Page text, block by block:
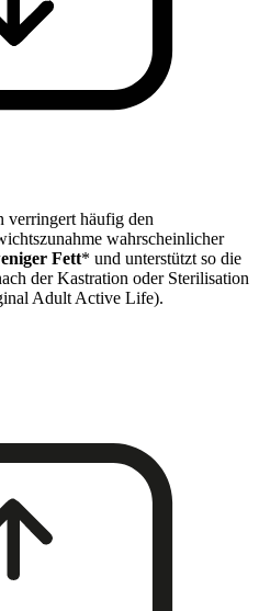
verringert häufig den
wahrscheinlicher
Fett* und unterstützt so die
der Kastration oder Sterilisation
Adult Active Life).